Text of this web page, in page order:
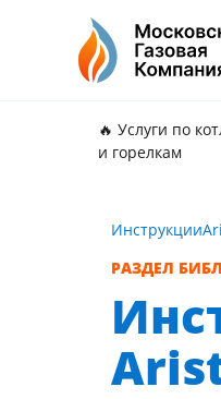
🔥 Услуги по
и горелкам
Инструкции
РАЗДЕЛ